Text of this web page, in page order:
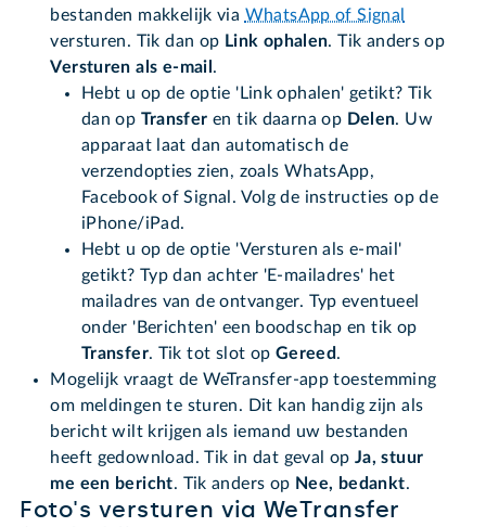
bestanden makkelijk via WhatsApp of Signal
versturen. Tik dan op Link ophalen. Tik anders op
Versturen als e-mail .
Hebt u op de optie 'Link ophalen' getikt? Tik
dan op Transfer en tik daarna op Delen. Uw
apparaat laat dan automatisch de
verzendopties zien, zoals WhatsApp,
Facebook of Signal. Volg de instructies op de
iPhone/iPad.
Hebt u op de optie 'Versturen als e-mail'
getikt? Typ dan achter 'E-mailadres' het
mailadres van de ontvanger. Typ eventueel
onder 'Berichten' een boodschap en tik op
Transfer. Tik tot slot op Gereed.
Mogelijk vraagt de WeTransfer-app toestemming
om meldingen te sturen. Dit kan handig zijn als
bericht wilt krijgen als iemand uw bestanden
heeft gedownload. Tik in dat geval op Ja, stuur
me een bericht. Tik anders op Nee, bedankt.
Foto's versturen via WeTransfer